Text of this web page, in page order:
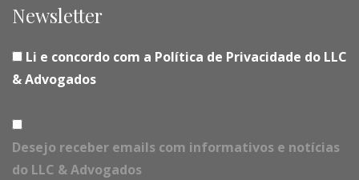
Newsletter
Li e concordo com a Política de Privacidade do LLC
& Advogados
Desejo receber emails com informativos e notícias
do LLC & Advogados